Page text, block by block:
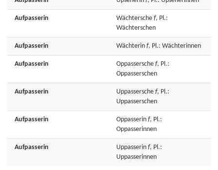
Aufpasserin Wächtersche f, Pl.:
Wächterschen
Aufpasserin Wächterin f, Pl.: Wächterinnen
Aufpasserin Oppassersche f, Pl.:
Oppasserschen
Aufpasserin Uppassersche f, Pl.:
Uppasserschen
Aufpasserin Oppasserin f, Pl.:
Oppasserinnen
Aufpasserin Uppasserin f, Pl.:
Uppasserinnen